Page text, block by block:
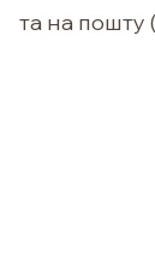
та на пошту